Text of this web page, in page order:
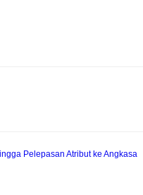
Pelepasan Atribut ke Angkasa